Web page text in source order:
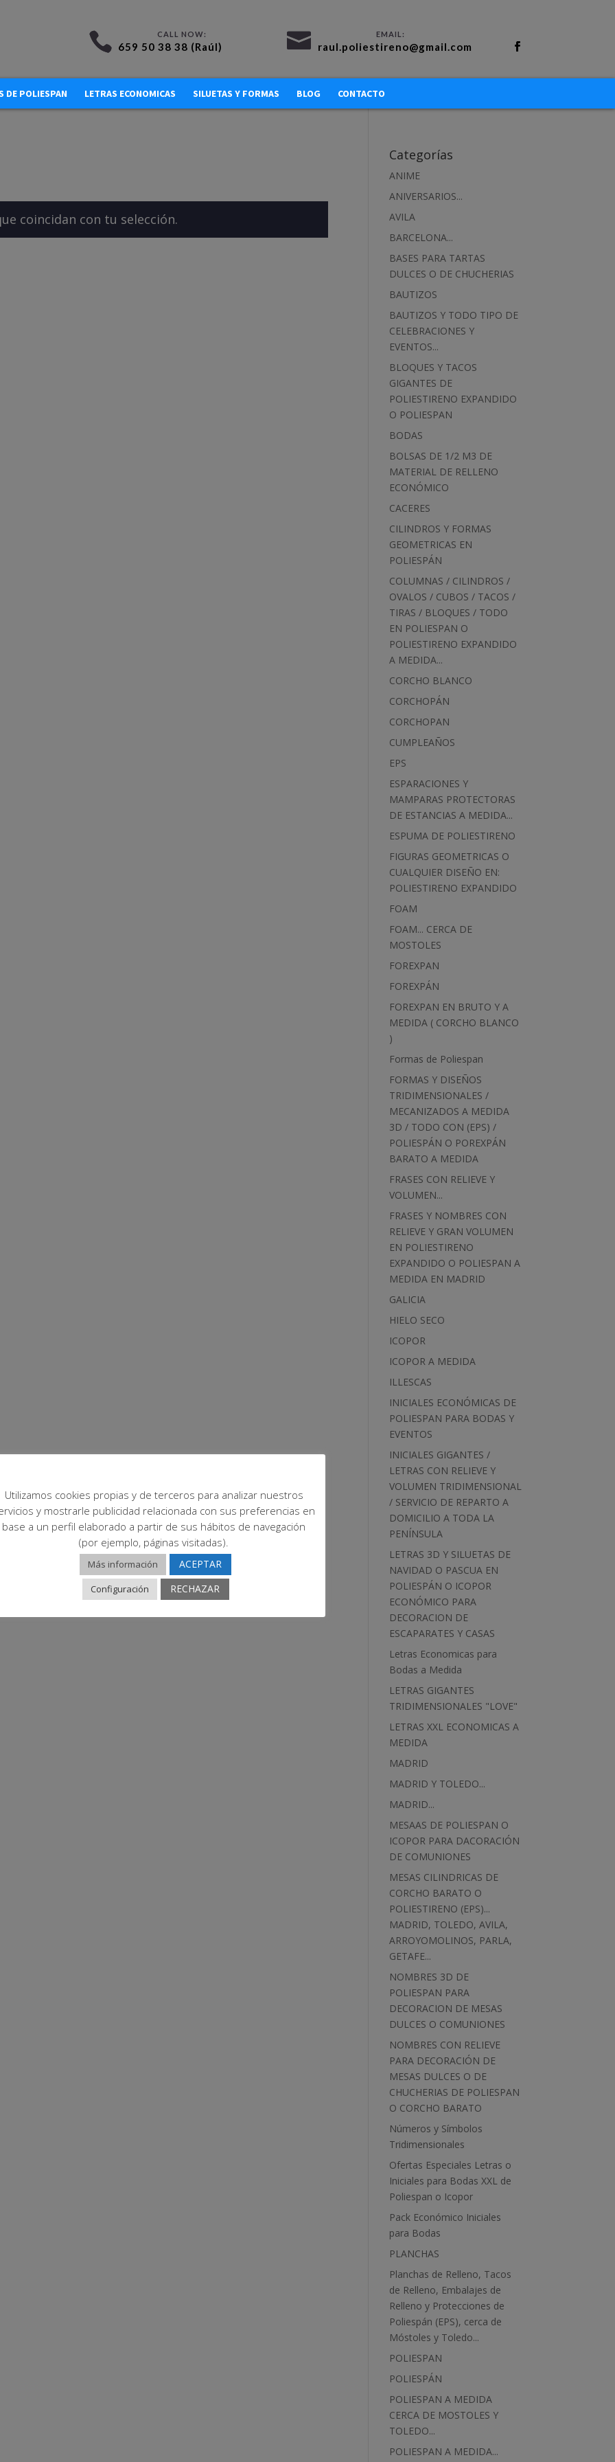
659 50 38 38 (Raúl) raul.poliestireno@gmail.com
DE POLIESPAN LETRAS ECONOMICAS SILUETAS Y FORMAS BLOG CONTACTO
coincidan con tu selección.
Categorías
ANIME
ANIVERSARIOS...
AVILA
BARCELONA...
BASES PARA TARTAS
DULCES O DE CHUCHERIAS
BAUTIZOS
BAUTIZOS Y TODO TIPO DE
CELEBRACIONES Y
EVENTOS...
BLOQUES Y TACOS
GIGANTES DE
POLIESTIRENO EXPANDIDO
O POLIESPAN
BODAS
BOLSAS DE 1/2 M3 DE
MATERIAL DE RELLENO
ECONÓMICO
CACERES
CILINDROS Y FORMAS
GEOMETRICAS EN
POLIESPÁN
COLUMNAS / CILINDROS /
OVALOS / CUBOS / TACOS /
TIRAS / BLOQUES / TODO
EN POLIESPAN O
POLIESTIRENO EXPANDIDO
A MEDIDA...
CORCHO BLANCO
CORCHOPÁN
CORCHOPAN
CUMPLEAÑOS
EPS
ESPARACIONES Y
MAMPARAS PROTECTORAS
DE ESTANCIAS A MEDIDA...
ESPUMA DE POLIESTIRENO
FIGURAS GEOMETRICAS O
CUALQUIER DISEÑO EN:
POLIESTIRENO EXPANDIDO
FOAM
FOAM... CERCA DE
MOSTOLES
FOREXPAN
FOREXPÁN
FOREXPAN EN BRUTO Y A
MEDIDA ( CORCHO BLANCO
)
Formas de Poliespan
FORMAS Y DISEÑOS
TRIDIMENSIONALES /
MECANIZADOS A MEDIDA
3D / TODO CON (EPS) /
POLIESPÁN O POREXPÁN
BARATO A MEDIDA
FRASES CON RELIEVE Y
VOLUMEN...
FRASES Y NOMBRES CON
RELIEVE Y GRAN VOLUMEN
EN POLIESTIRENO
EXPANDIDO O POLIESPAN A
MEDIDA EN MADRID
GALICIA
HIELO SECO
ICOPOR
ICOPOR A MEDIDA
ILLESCAS
INICIALES ECONÓMICAS DE
POLIESPAN PARA BODAS Y
EVENTOS
INICIALES GIGANTES /
LETRAS CON RELIEVE Y
VOLUMEN TRIDIMENSIONAL
/ SERVICIO DE REPARTO A
DOMICILIO A TODA LA
PENÍNSULA
LETRAS 3D Y SILUETAS DE
NAVIDAD O PASCUA EN
POLIESPÁN O ICOPOR
ECONÓMICO PARA
DECORACION DE
ESCAPARATES Y CASAS
Letras Economicas para
Bodas a Medida
LETRAS GIGANTES
TRIDIMENSIONALES "LOVE"
LETRAS XXL ECONOMICAS A
MEDIDA
MADRID
MADRID Y TOLEDO...
MADRID...
MESAAS DE POLIESPAN O
ICOPOR PARA DACORACIÓN
DE COMUNIONES
MESAS CILINDRICAS DE
CORCHO BARATO O
POLIESTIRENO (EPS)...
MADRID, TOLEDO, AVILA,
ARROYOMOLINOS, PARLA,
GETAFE...
NOMBRES 3D DE
POLIESPAN PARA
DECORACION DE MESAS
DULCES O COMUNIONES
NOMBRES CON RELIEVE
PARA DECORACIÓN DE
MESAS DULCES O DE
CHUCHERIAS DE POLIESPAN
O CORCHO BARATO
Números y Símbolos
Tridimensionales
Ofertas Especiales Letras o
Iniciales para Bodas XXL de
Poliespan o Icopor
Pack Económico Iniciales
para Bodas
PLANCHAS
Planchas de Relleno, Tacos
de Relleno, Embalajes de
Relleno y Protecciones de
Poliespán (EPS), cerca de
Móstoles y Toledo...
POLIESPAN
POLIESPÁN
POLIESPAN A MEDIDA
CERCA DE MOSTOLES Y
TOLEDO...
POLIESPAN A MEDIDA...
Utilizamos cookies propias y de terceros para analizar nuestros
y mostrarle publicidad relacionada con sus preferencias en
base a un perfil elaborado a partir de sus hábitos de navegación
(por ejemplo, páginas visitadas).
Más información ACEPTAR
Configuración RECHAZAR